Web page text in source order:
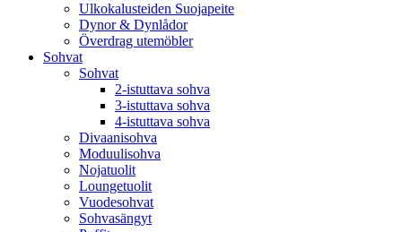
Ulkokalusteiden Suojapeite
Dynor & Dynlådor
Överdrag utemöbler
Sohvat
Sohvat
2-istuttava sohva
3-istuttava sohva
4-istuttava sohva
Divaanisohva
Moduulisohva
Nojatuolit
Loungetuolit
Vuodesohvat
Sohvasängyt